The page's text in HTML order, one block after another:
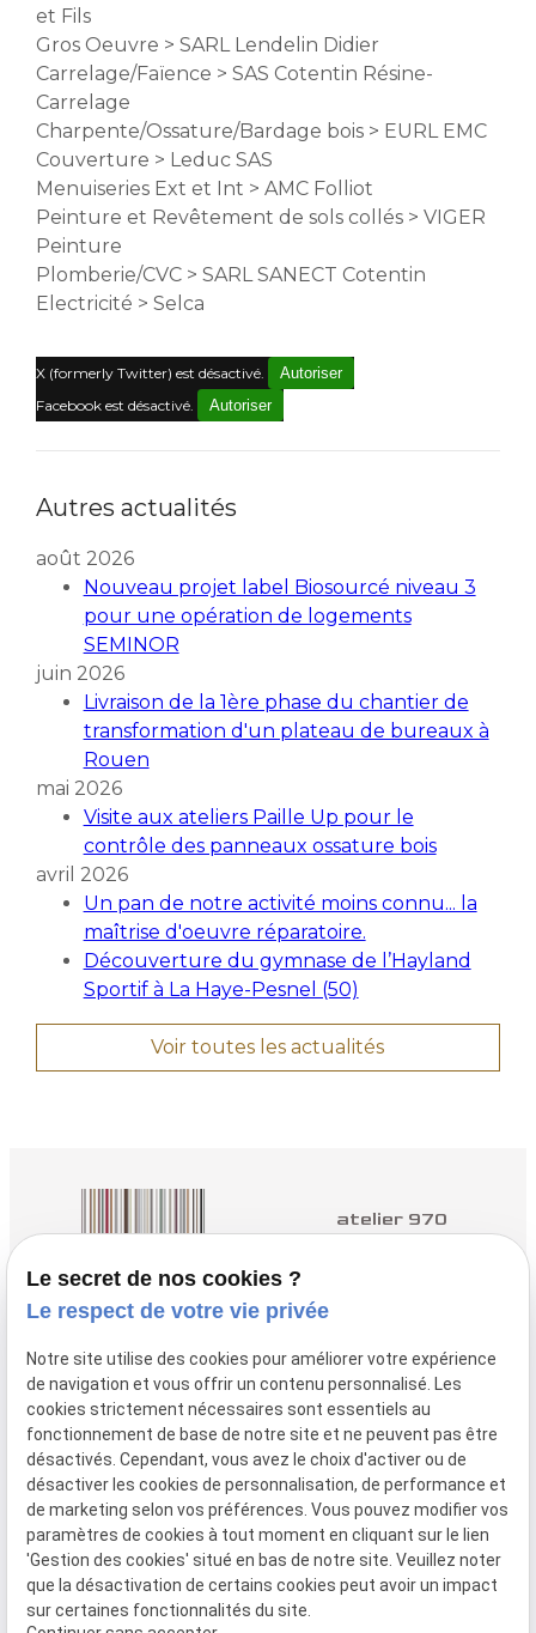
et Fils
Gros Oeuvre > SARL Lendelin Didier
Carrelage/Faïence > SAS Cotentin Résine-
Carrelage
Charpente/Ossature/Bardage bois > EURL EMC
Couverture > Leduc SAS
Menuiseries Ext et Int > AMC Folliot
Peinture et Revêtement de sols collés > VIGER
Peinture
Plomberie/CVC > SARL SANECT Cotentin
Electricité > Selca
X (formerly Twitter) est désactivé.
Autoriser
Facebook est désactivé.
Autoriser
Autres actualités
août 2026
Nouveau projet label Biosourcé niveau 3
pour une opération de logements
SEMINOR
juin 2026
Livraison de la 1ère phase du chantier de
transformation d'un plateau de bureaux à
Rouen
mai 2026
Visite aux ateliers Paille Up pour le
contrôle des panneaux ossature bois
avril 2026
Un pan de notre activité moins connu... la
maîtrise d'oeuvre réparatoire.
Découverture du gymnase de l’Hayland
Sportif à La Haye-Pesnel (50)
Voir toutes les actualités
atelier 970
nous contacter :
02.35.96.98.50
nous trouver :
3 Q Rue des
Près, 76190 YVETOT
Plan
du site
Mentions
légales
Politique de
confidentialité
Gestion
Le secret de nos cookies ?
Le respect de votre vie privée
Notre site utilise des cookies pour améliorer votre expérience
de navigation et vous offrir un contenu personnalisé. Les
cookies strictement nécessaires sont essentiels au
fonctionnement de base de notre site et ne peuvent pas être
désactivés. Cependant, vous avez le choix d'activer ou de
désactiver les cookies de personnalisation, de performance et
de marketing selon vos préférences. Vous pouvez modifier vos
paramètres de cookies à tout moment en cliquant sur le lien
'Gestion des cookies' situé en bas de notre site. Veuillez noter
que la désactivation de certains cookies peut avoir un impact
sur certaines fonctionnalités du site.